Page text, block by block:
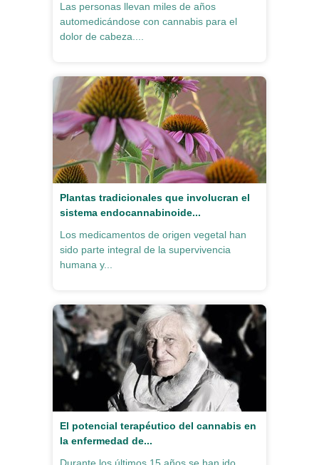
Las personas llevan miles de años
automedicándose con cannabis para el
dolor de cabeza....
Plantas tradicionales que involucran el
sistema endocannabinoide...
Los medicamentos de origen vegetal han
sido parte integral de la supervivencia
humana y...
El potencial terapéutico del cannabis en
la enfermedad de...